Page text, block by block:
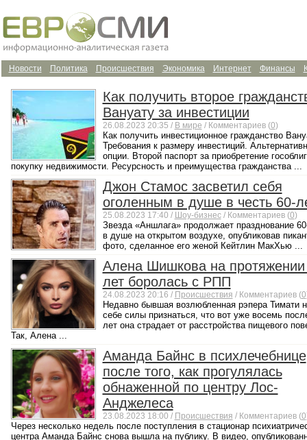
Финансы
Интернет
Экономика
Происшествия
Политика
Новости
Как получить второе
Вануату за инвестиции
26.08.2023 20:35 / В мире / Комментариев (0)
Как получить инвестиционное гражданство
Требования к размеру инвестиций.
опции. Второй паспорт за приобретение
покупку недвижимости. Ресурсность и преимущества гражданства ...
Джон Стамос засветил себя
оголенным в душе в честь 60-
25.08.2023 17:40 / Шоу-бизнес/ Комментариев (0)
Звезда «Аншлага» продолжает празднование
в душе на открытом воздухе, опубликовав
фото, сделанное его женой Кейтлин МакХью ...
Алена Шишкова на
лет боролась с РПП
24.08.2023 20:16 / Происшествия / Комментариев (0
Недавно бывшая возлюбленная рэпера Тимати
себе силы признаться, что вот уже восемь
лет она страдает от расстройства пищевого
Так, Алена ...
Аманда Байнс в психлечебнице
после того, как прогулялась
обнаженной по центру Лос-
Анджелеса
23.08.2023 18:00 / Происшествия / Комментариев (0
Через несколько недель после поступления в стационар
центра Аманда Байнс снова вышла на публику. В видео,